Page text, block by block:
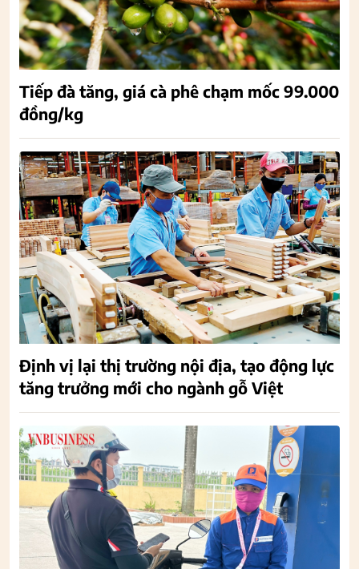
Tiếp đà tăng, giá cà phê chạm mốc 99.000
đồng/kg
Định vị lại thị trường nội địa, tạo động lực
tăng trưởng mới cho ngành gỗ Việt